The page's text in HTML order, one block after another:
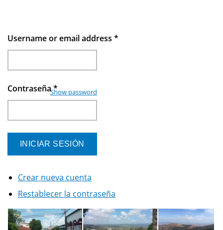
Username or email address *
Contraseña*
Show password
Crear nueva cuenta
Restablecer la contraseña